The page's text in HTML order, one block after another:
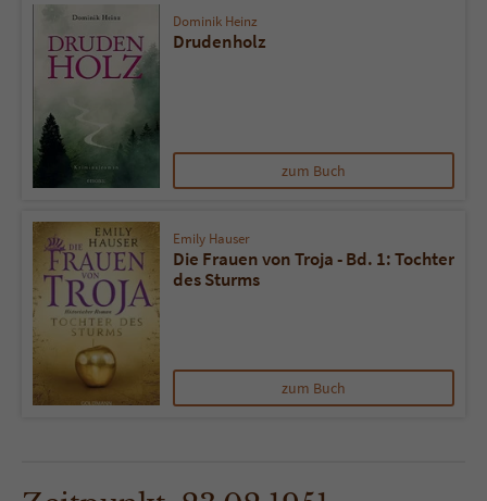
Dominik Heinz
Drudenholz
zum Buch
Emily Hauser
Die Frauen von Troja - Bd. 1: Tochter
des Sturms
zum Buch